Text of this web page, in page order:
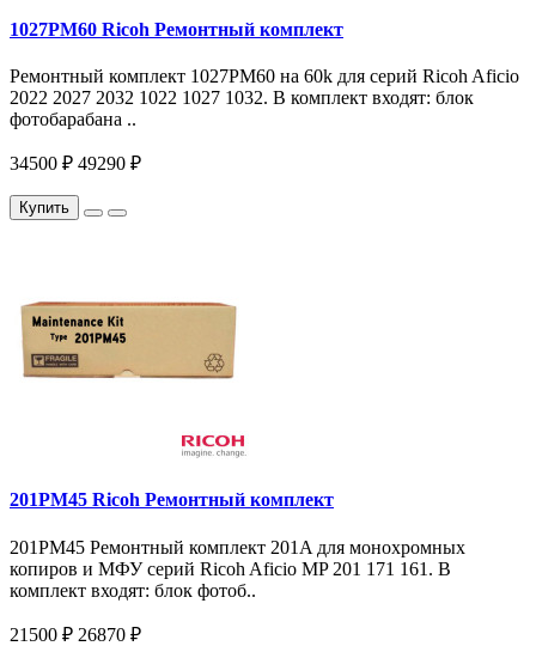
1027PM60 Ricoh Ремонтный комплект
Ремонтный комплект 1027PM60 на 60k для серий Ricoh Aficio
2022 2027 2032 1022 1027 1032. В комплект входят: блок
фотобарабана ..
34500 ₽ 49290 ₽
Купить
201PM45 Ricoh Ремонтный комплект
201PM45 Ремонтный комплект 201A для монохромных
копиров и МФУ серий Ricoh Aficio MP 201 171 161. В
комплект входят: блок фотоб..
21500 ₽ 26870 ₽